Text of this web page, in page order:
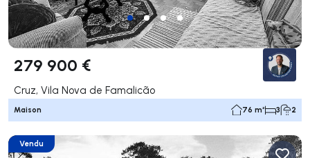
279 900 €
Cruz, Vila Nova de Famalicão
Maison 76 m² 3 2
Vendu